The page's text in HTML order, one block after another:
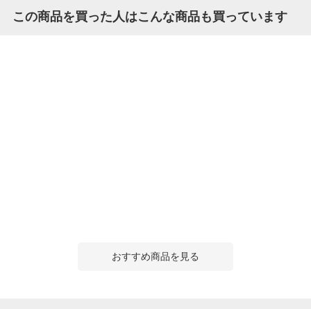
この商品を買った人はこんな商品も買っています
おすすめ商品を見る